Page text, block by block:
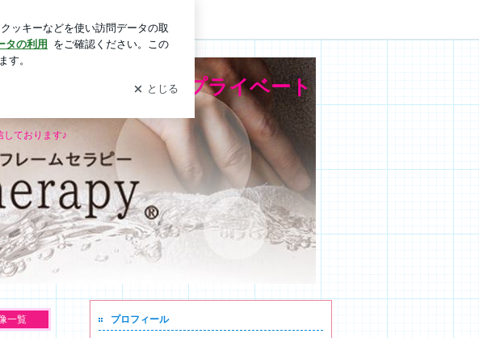
イベートサロン@京華館
ログイン
条烏丸駅徒歩3分☆プライベート
ております♪
一覧 プロフィール